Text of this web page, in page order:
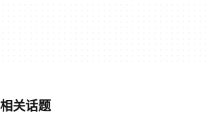
相关话题